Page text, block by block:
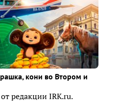
кони во Втором и
редакции IRK.ru.